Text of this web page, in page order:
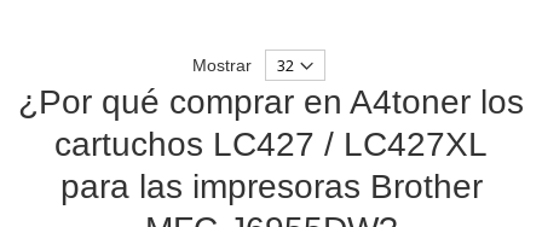
Mostrar
¿Por qué comprar en A4toner los
cartuchos LC427 / LC427XL
para las impresoras Brother